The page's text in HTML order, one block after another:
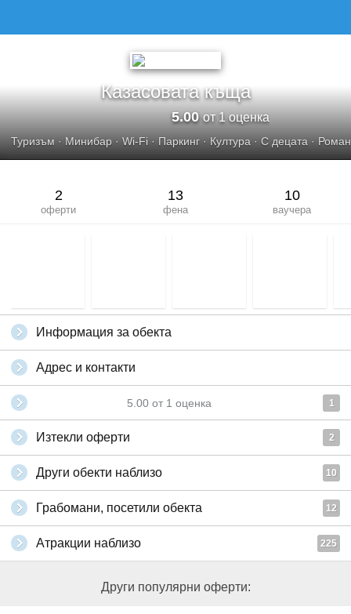
Казасовата къща
5.00от 1 оценка
Туризъм · Минибар · Wi-Fi· Паркинг · Култура · С децата ·
2
оферти
13
фена
10
ваучера
Информация за обекта
Адрес и контакти
5.00 от 1 оценка 1
Изтекли оферти 2
Други обекти наблизо 10
Грабомани, посетили обекта 12
Атракции наблизо 225
Други популярни оферти: